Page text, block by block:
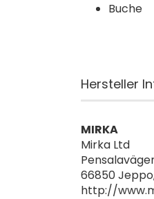
Buche
Hersteller
MIRKA
Mirka Ltd
66850
http://